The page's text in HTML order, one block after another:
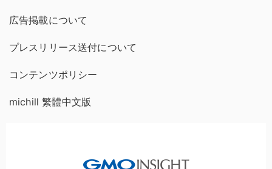
広告掲載について
プレスリリース送付について
コンテンツポリシー
michill 繁體中文版